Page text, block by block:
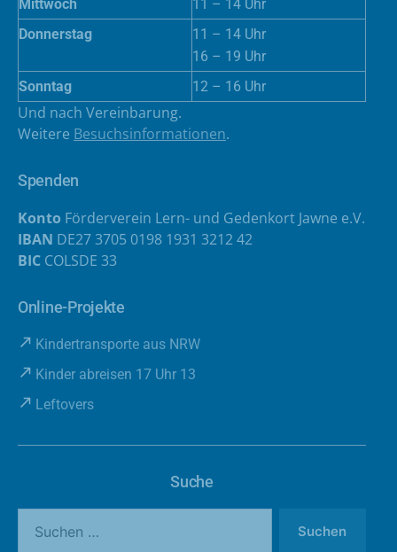
Mittwoch
11 – 14 Uhr
Donnerstag
11 – 14 Uhr
16 – 19 Uhr
Sonntag
12 – 16 Uhr
Und nach Vereinbarung.
Weitere Besuchsinformationen.
Spenden
Konto Förderverein Lern- und Gedenkort Jawne e.V.
IBAN DE27 3705 0198 1931 3212 42
BIC COLSDE 33
Online-Projekte
Kindertransporte aus NRW
Kinder abreisen 17 Uhr 13
Leftovers
Suche
nach: